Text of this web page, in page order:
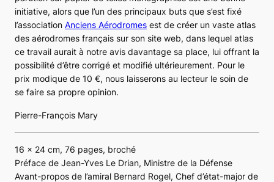
initiative, alors que l’un des principaux buts que s’est fixé
l’association Anciens Aérodromes est de créer un vaste atlas
des aérodromes français sur son site web, dans lequel atlas
ce travail aurait à notre avis davantage sa place, lui offrant la
possibilité d’être corrigé et modifié ultérieurement. Pour le
prix modique de 10 €, nous laisserons au lecteur le soin de
se faire sa propre opinion.
Pierre-François Mary
16 x 24 cm, 76 pages, broché
Préface de Jean-Yves Le Drian, Ministre de la Défense
Avant-propos de l’amiral Bernard Rogel, Chef d’état-major de